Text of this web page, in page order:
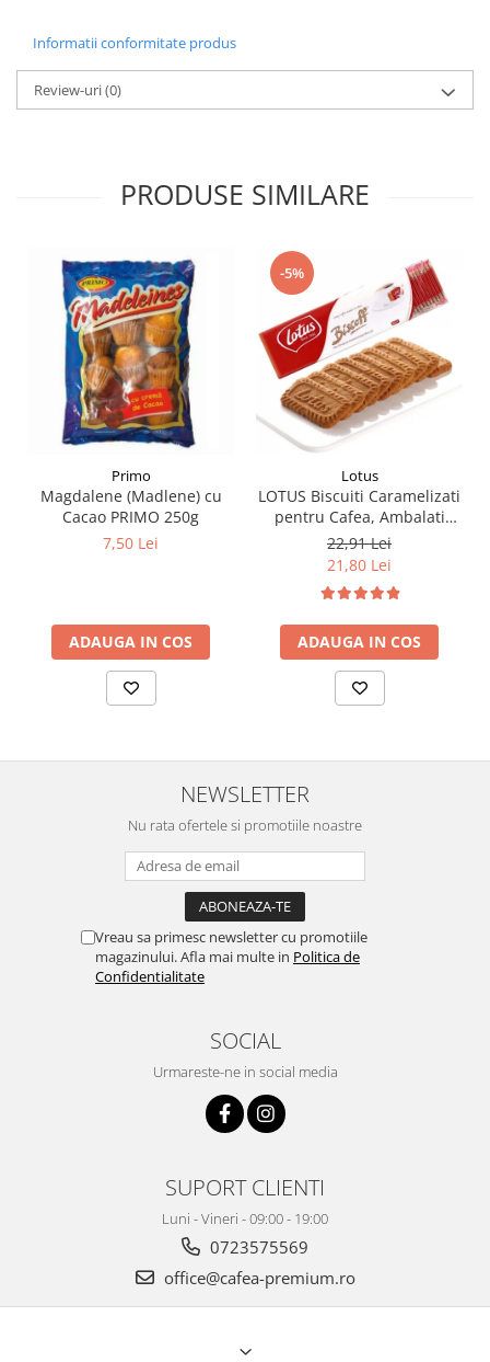
Informatii conformitate produs
Review-uri(0)
PRODUSE SIMILARE
Primo
Magdalene (Madlene) cu
Cacao PRIMO 250g
7,50 Lei
ADAUGA IN COS
-5%
Lotus
LOTUS Biscuiti Caramelizati
pentru Cafea, Ambalati
Individual 50buc 312.5g
22,91 Lei
21,80 Lei
ADAUGA IN COS
NEWSLETTER
Nu rata ofertele si promotiile noastre
Vreau sa primesc newsletter cu promotiile
magazinului. Afla mai multe in Politica de
Confidentialitate
SOCIAL
Urmareste-ne in social media
SUPORT CLIENTI
Luni - Vineri - 09:00 - 19:00
0723575569
office@cafea-premium.ro